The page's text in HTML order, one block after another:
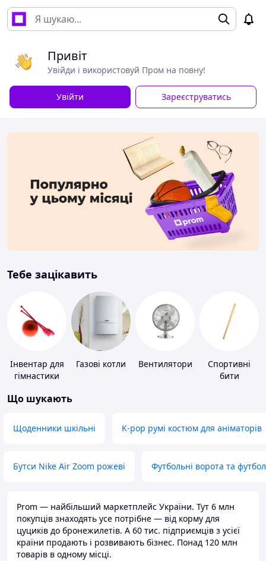
Привіт
Увійди і використовуй Пром на повну!
Увійти Зареєструватись
Тебе зацікавить
Інвентар для
гімнастики
Газові котли Вентилятори
Спортивні
бити
Що шукають
Щоденники шкільні K-pop румі костюм для аніматорів
Бутси Nike Air Zoom рожеві Футбольні ворота та
Prom — найбільший маркетплейс України. Тут 6 млн
покупців знаходять усе потрібне — від корму для
цуциків до бронежилетів. А 60 тис. підприємців з усієї
країни продають і розвивають бізнес. Понад 120 млн
товарів в одному місці.